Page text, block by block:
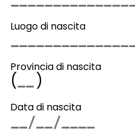
Luogo di nascita
Provincia di nascita
( )
Data di nascita